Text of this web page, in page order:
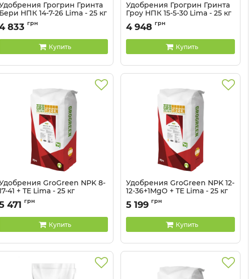
Грогрин Гринта
Бери НПК 14-7-26 Lima - 25 кг
Артикул: 32041326
833 грн
Купить
Удобрения Грогрин Гринта
Гроу НПК 15-5-30 Lima - 25 кг
Артикул: 32041325
4 948 грн
Купить
GroGreen NPK 8-
41 + TE Lima - 25 кг
Артикул: 32041322
471 грн
Купить
Удобрения GroGreen NPK 12-
12-36+1MgO + TE Lima - 25 кг
Артикул: 32041321
5 199 грн
Купить